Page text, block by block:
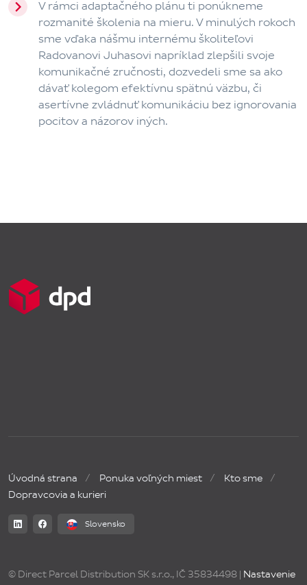
V rámci adaptačného plánu ti ponúkneme
rozmanité školenia na mieru. V minulých rokoch
sme vďaka nášmu internému školiteľovi
Radovanovi Juhasovi napríklad zlepšili svoje
komunikačné zručnosti, dozvedeli sme sa ako
dávať kolegom efektívnu spätnú väzbu, či
asertívne zvládnuť komunikáciu bez ignorovania
pocitov a názorov iných.
Úvodná strana Ponuka voľných miest
Kto sme
Dopravcovia a kurieri
Slovensko
© Direct Parcel Distribution SK s.r.o., IČ 35834498 | Nastavenie